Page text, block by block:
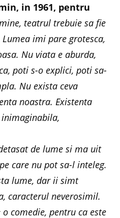
in 1961, pentru
teatrul trebuie sa fie
imi pare grotesca,
Nu viata e aburda,
poti s-o explici, poti sa-
Nu exista ceva
noastra. Existenta
de lume si ma uit
care nu pot sa-l inteleg.
lume, dar ii simt
caracterul neverosimil.
comedie, pentru ca este